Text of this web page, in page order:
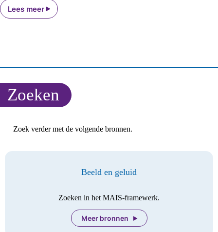
Lees meer
Oude
Zoeken
Zoek verder met de volgende bronnen.
Beeld en geluid
Zoeken in het MAIS-framewerk.
Meer bronnen